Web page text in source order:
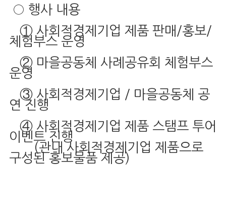
○ 행사 내용
① 사회적경제기업 제품 판매/홍보/
체험부스 운영
② 마을공동체 사례공유회 체험부스
운영
③ 사회적경제기업 / 마을공동체 공
연 진행
④ 사회적경제기업 제품 스탬프 투어
이벤트 진행
(관내 사회적경제기업 제품으로
구성된 홍보물품 제공)